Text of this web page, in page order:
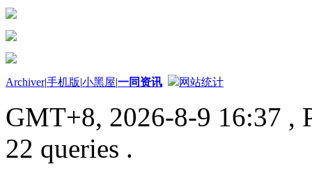
Archiver|手机版|小黑屋|一同资讯 网站统计
GMT+8, 2026-8-9 16:37 ,
22 queries .